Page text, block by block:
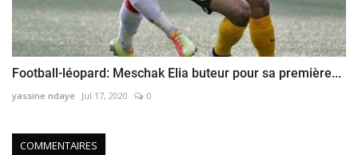
Football-léopard: Meschak Elia buteur pour sa première...
yassine ndaye Jul 17, 2020 0
COMMENTAIRES